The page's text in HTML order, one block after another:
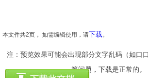
本文件共2页， 如需编辑使用，请下载。
注：预览效果可能会出现部分文字乱码（如口
等问题，下载是正常的。